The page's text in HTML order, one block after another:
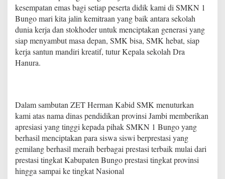
kesempatan emas bagi setiap peserta didik kami di SMKN 1
Bungo mari kita jalin kemitraan yang baik antara sekolah
dunia kerja dan stokhoder untuk menciptakan generasi yang
siap menyambut masa depan, SMK bisa, SMK hebat, siap
kerja santun mandiri kreatif, tutur Kepala sekolah Dra
Hanura.
Dalam sambutan ZET Herman Kabid SMK menuturkan
kami atas nama dinas pendidikan provinsi Jambi memberikan
apresiasi yang tinggi kepada pihak SMKN 1 Bungo yang
berhasil menciptakan para siswa siswi berprestasi yang
gemilang berhasil meraih berbagai prestasi terbaik mulai dari
prestasi tingkat Kabupaten Bungo prestasi tingkat provinsi
hingga sampai ke tingkat Nasional